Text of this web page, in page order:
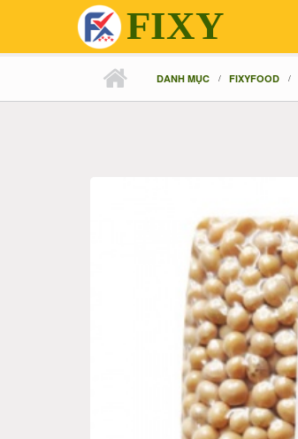
FIXY
DANH MỤC FIXYFOOD